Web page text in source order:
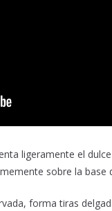
ligeramente el
sobre la
forma tiras